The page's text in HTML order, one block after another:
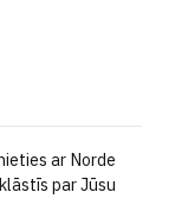
ar Norde
par Jūsu